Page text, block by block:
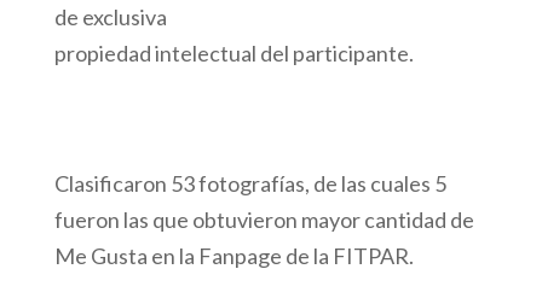
de exclusiva
propiedad intelectual del participante.
Clasificaron 53 fotografías, de las cuales 5
fueron las que obtuvieron mayor cantidad de
Me Gusta en la Fanpage de la FITPAR.